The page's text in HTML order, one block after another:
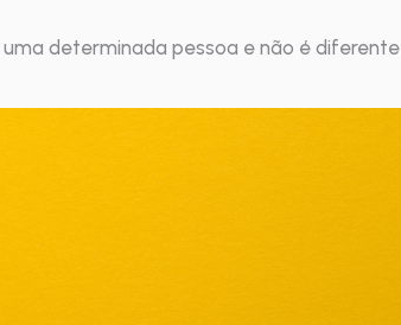
determinada pessoa e não é diferente